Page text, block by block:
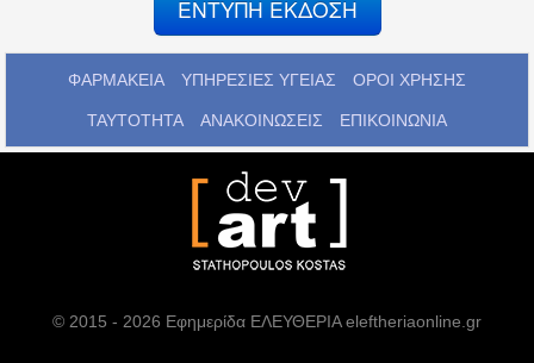
ΕΝΤΥΠΗ ΕΚΔΟΣΗ
ΦΑΡΜΑΚΕΙΑ ΥΠΗΡΕΣΙΕΣ ΥΓΕΙΑΣ ΟΡΟΙ ΧΡΗΣΗΣ
ΤΑΥΤΟΤΗΤΑ ΑΝΑΚΟΙΝΩΣΕΙΣ ΕΠΙΚΟΙΝΩΝΙΑ
© 2015 - 2026 Εφημερίδα ΕΛΕΥΘΕΡΙΑ eleftheriaonline.gr